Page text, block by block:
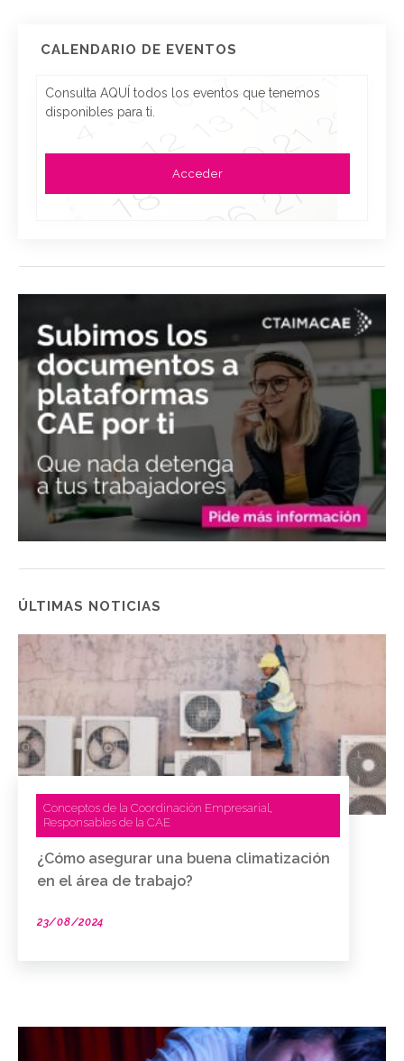
CALENDARIO DE EVENTOS
Consulta AQUÍ todos los eventos que tenemos
disponibles para ti.
Acceder
ÚLTIMAS NOTICIAS
Conceptos de la Coordinación Empresarial,
Responsables de la CAE
¿Cómo asegurar una buena climatización
en el área de trabajo?
23/08/2024